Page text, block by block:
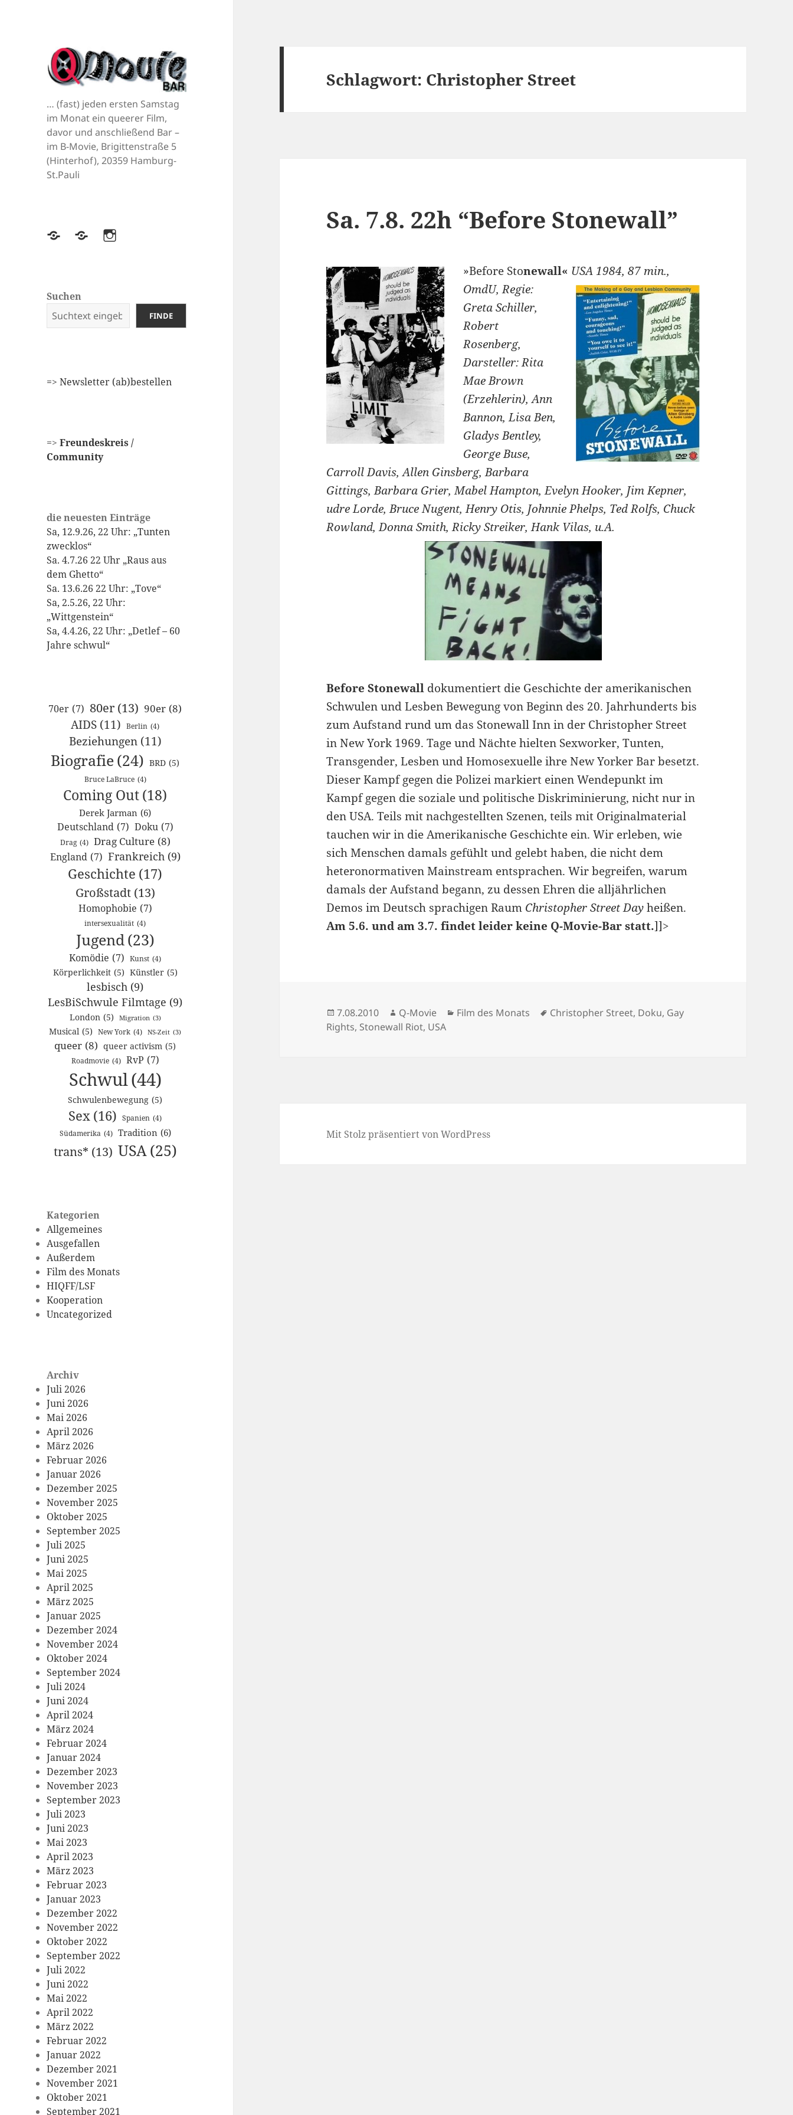
… (fast) jeden ersten Samstag
im Monat ein queerer Film,
davor und anschließend Bar –
im B-Movie, Brigittenstraße 5
(Hinterhof), 20359 Hamburg-
St.Pauli
BlueskyMastodonInstagram
Suchen
FINDE
=> Newsletter (ab)bestellen
=>Freundeskreis /
Community
die neuesten Einträge
Sa, 12.9.26, 22 Uhr: „Tunten
zwecklos“
Sa. 4.7.26 22 Uhr „Raus aus
dem Ghetto“
Sa. 13.6.26 22 Uhr: „Tove“
Sa, 2.5.26, 22 Uhr:
„Wittgenstein“
Sa, 4.4.26, 22 Uhr: „Detlef – 60
Jahre schwul“
70er (7) 80er (13) 90er (8)
AIDS (11) Berlin (4)
Beziehungen (11)
Biografie(24) BRD (5)
Bruce LaBruce (4)
Coming Out(18)
Derek Jarman (6)
Deutschland (7) Doku (7)
Drag (4) Drag Culture (8)
England (7) Frankreich (9)
Geschichte (17)
Großstadt (13)
Homophobie (7)
intersexualität (4)
Jugend(23)
Komödie (7) Kunst (4)
Körperlichkeit (5) Künstler (5)
lesbisch (9)
LesBiSchwule Filmtage (9)
London (5) Migration (3)
Musical (5) New York (4) NS-Zeit (3)
queer (8) queer activism (5)
Roadmovie (4) RvP (7)
Schwul(44)
Schwulenbewegung (5)
Sex (16) Spanien (4)
Südamerika (4) Tradition (6)
trans* (13) USA(25)
Kategorien
Allgemeines
Ausgefallen
Außerdem
Film des Monats
HIQFF/LSF
Kooperation
Uncategorized
Archiv
Juli 2026
Juni 2026
Mai 2026
April 2026
März 2026
Februar 2026
Januar 2026
Dezember 2025
November 2025
Oktober 2025
September 2025
Juli 2025
Juni 2025
Mai 2025
April 2025
März 2025
Januar 2025
Dezember 2024
November 2024
Oktober 2024
September 2024
Juli 2024
Juni 2024
April 2024
März 2024
Februar 2024
Januar 2024
Dezember 2023
November 2023
September 2023
Juli 2023
Juni 2023
Mai 2023
April 2023
März 2023
Februar 2023
Januar 2023
Dezember 2022
November 2022
Oktober 2022
September 2022
Juli 2022
Juni 2022
Mai 2022
April 2022
März 2022
Februar 2022
Januar 2022
Dezember 2021
November 2021
Oktober 2021
September 2021
Schlagwort: Christopher Street
Sa. 7.8. 22h “Before Stonewall”
»Before Stonewall« USA 1984, 87 min.,
OmdU, Regie:
Greta Schiller,
Robert
Rosenberg,
Darsteller: Rita
Mae Brown
(Erzehlerin), Ann
Bannon, Lisa Ben,
Gladys Bentley,
George Buse,
Carroll Davis, Allen Ginsberg, Barbara
Gittings, Barbara Grier, Mabel Hampton, Evelyn Hooker, Jim Kepner,
udre Lorde, Bruce Nugent, Henry Otis, Johnnie Phelps, Ted Rolfs, Chuck
Rowland, Donna Smith, Ricky Streiker, Hank Vilas, u.A.
Before Stonewall dokumentiert die Geschichte der amerikanischen
Schwulen und Lesben Bewegung von Beginn des 20. Jahrhunderts bis
zum Aufstand rund um das Stonewall Inn in der Christopher Street
in New York 1969. Tage und Nächte hielten Sexworker, Tunten,
Transgender, Lesben und Homosexuelle ihre New Yorker Bar besetzt.
Dieser Kampf gegen die Polizei markiert einen Wendepunkt im
Kampf gegen die soziale und politische Diskriminierung, nicht nur in
den USA. Teils mit nachgestellten Szenen, teils mit Originalmaterial
tauchen wir in die Amerikanische Geschichte ein. Wir erleben, wie
sich Menschen damals gefühlt und gelebt haben, die nicht dem
heteronormativen Mainstream entsprachen. Wir begreifen, warum
damals der Aufstand begann, zu dessen Ehren die alljährlichen
Demos im Deutsch sprachigen Raum Christopher Street Dayheißen.
Am 5.6. und am 3.7. findet leider keine Q-Movie-Bar statt.]]>
Veröffentlicht
am
7.08.2010 Autor
Q-Movie Kategorien
Film des Monats Schlagwörter
Christopher Street, Doku, Gay
Rights, Stonewall Riot, USA
Mit Stolz präsentiert von WordPress